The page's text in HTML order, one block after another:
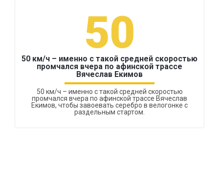
50
50 км/ч – именно с такой средней скоростью
промчался вчера по афинской трассе
Вячеслав Екимов
50 км/ч – именно с такой средней скоростью
промчался вчера по афинской трассе Вячеслав
Екимов, чтобы завоевать серебро в велогонке с
раздельным стартом.